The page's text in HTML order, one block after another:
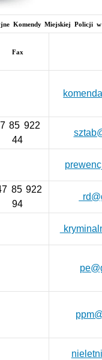
Komendy Miejskiej Policji
Fax
85 922
44
85 922
94